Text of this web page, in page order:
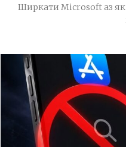
Ширкати Microsoft аз як